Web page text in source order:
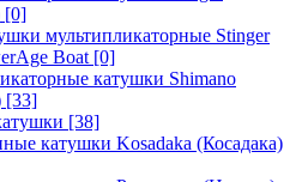
[0]
мультипликаторные Stinger
Boat [0]
катушки Shimano
[33]
[38]
катушки Kosadaka (Косадака)